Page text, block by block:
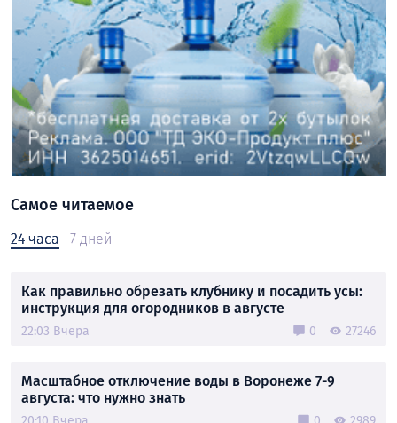
Самое читаемое
24 часа 7 дней
Как правильно обрезать клубнику и посадить усы:
инструкция для огородников в августе
22:03 Вчера 0 27246
Масштабное отключение воды в Воронеже 7-9
августа: что нужно знать